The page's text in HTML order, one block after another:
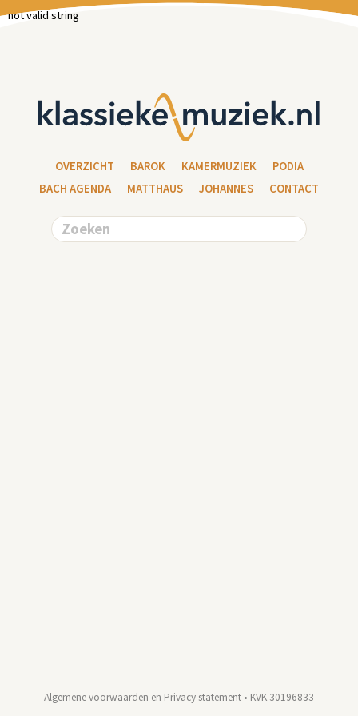
not valid string
OVERZICHT BAROK KAMERMUZIEK
PODIA
BACH AGENDA
MATTHAUS JOHANNES CONTACT
Algemene voorwaarden en Privacy statement • KVK 30196833